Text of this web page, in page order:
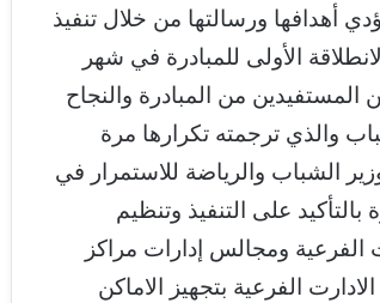
أهدافها ورسالتها من خلال تنفيذ
الأولى للمبادرة في شهر
المستفيدين من المبادرة والنجاح
والذي ترجمته تكرارها مرة
الشباب والرياضة للاستمرار في
على التنفيذ وتنظيم
الفرعية ومجالس إدارات مراكز
الفرعية بتجهيز الاماكن